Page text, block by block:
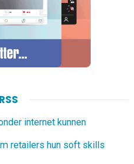
RSS
internet kunnen
retailers hun soft skills